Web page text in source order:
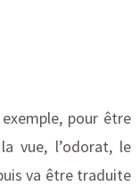
pour être
vue, l’odorat, le
va être traduite